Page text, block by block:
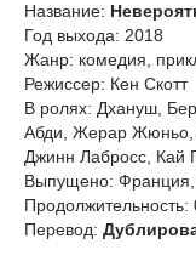
Название:
Год выхода: 2018
Жанр: комедия,
Режиссер: Кен Скотт
В ролях: Дхануш,
Абди, Жерар
Джинн Лабросс, Кай
Выпущено:
Продолжительность:
Перевод: